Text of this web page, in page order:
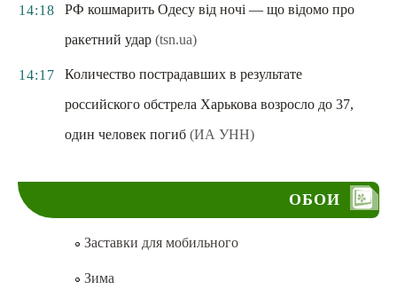
14:18
РФ кошмарить Одесу від ночі — що відомо про
ракетний удар (tsn.ua)
14:17
Количество пострадавших в результате
российского обстрела Харькова возросло до 37,
один человек погиб (ИА УНН)
ОБОИ
Заставки для мобильного
Зима